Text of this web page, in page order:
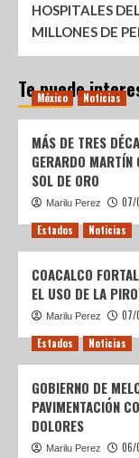
HOSPITALES
MILLONES DE
Te puede
México Noticias
MÁS DE TRES
GERARDO
SOL DE ORO
Marilu Perez 07/
Estados Noticias
COACALCO
EL USO DE LA
Marilu Perez 07/
Estados Noticias
GOBIERNO DE
PAVIMENTACIÓN
DOLORES
Marilu Perez 06/